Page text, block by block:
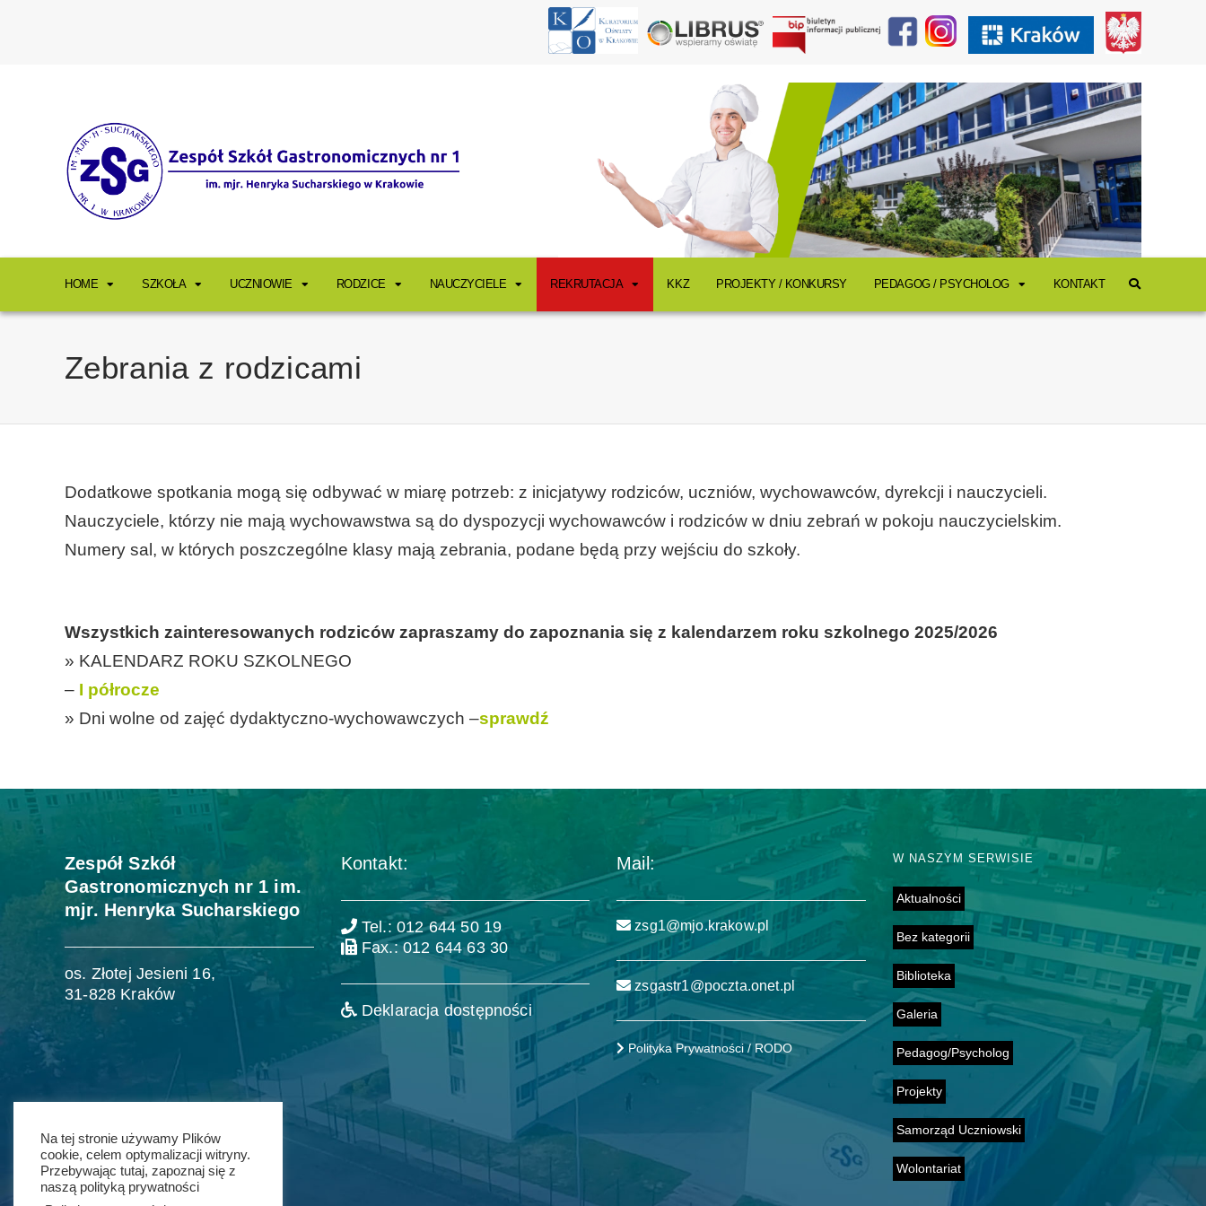
HOME SZKOŁA UCZNIOWIE RODZICE NAUCZYCIELE REKRUTACJA KKZ PROJEKTY / KONKURSY PEDAGOG / PSYCHOLOG KONTAKT
Zebrania z rodzicami
Dodatkowe spotkania mogą się odbywać w miarę potrzeb: z inicjatywy rodziców, uczniów, wychowawców, dyrekcji i nauczycieli.
Nauczyciele, którzy nie mają wychowawstwa są do dyspozycji wychowawców i rodziców w dniu zebrań w pokoju nauczycielskim.
Numery sal, w których poszczególne klasy mają zebrania, podane będą przy wejściu do szkoły.
Wszystkich zainteresowanych rodziców zapraszamy do zapoznania się z kalendarzem roku szkolnego 2025/2026
» KALENDARZ ROKU SZKOLNEGO
– I półrocze
» Dni wolne od zajęć dydaktyczno-wychowawczych –sprawdź
Zespół Szkół
Gastronomicznych nr 1 im.
mjr. Henryka Sucharskiego
os. Złotej Jesieni 16,
31-828 Kraków
Kontakt:
Tel.: 012 644 50 19
Fax.: 012 644 63 30
Deklaracja dostępności
Mail:
zsg1@mjo.krakow.pl
zsgastr1@poczta.onet.pl
Polityka Prywatności / RODO
W NASZYM SERWISIE
Aktualności
Bez kategorii
Biblioteka
Galeria
Pedagog/Psycholog
Projekty
Samorząd Uczniowski
Wolontariat
Na tej stronie używamy Plików
cookie, celem optymalizacji witryny.
Przebywając tutaj, zapoznaj się z
naszą polityką prywatności